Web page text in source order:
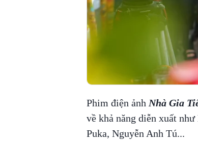
Phim điện ảnh Nhà Gia
về khả năng diễn xuất
Puka, Nguyễn Anh Tú...